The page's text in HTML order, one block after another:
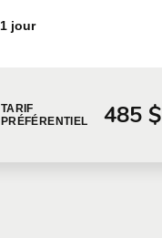
1 jour
TARIF
PRÉFÉRENTIEL
485 $